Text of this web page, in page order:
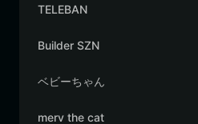
TELEBAN
Builder SZN
ベビーちゃん
merv the cat